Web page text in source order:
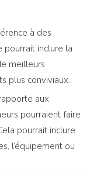
à des
pourrait inclure la
meilleurs
plus conviviaux.
aux
pourraient faire
pourrait inclure
l’équipement ou